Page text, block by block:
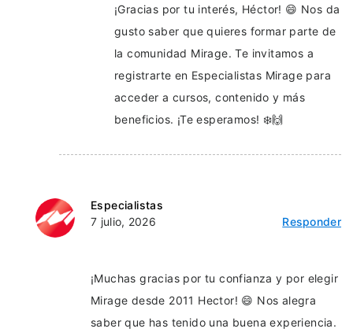
¡Gracias por tu interés, Héctor! 😄 Nos da
gusto saber que quieres formar parte de
la comunidad Mirage. Te invitamos a
registrarte en Especialistas Mirage para
acceder a cursos, contenido y más
beneficios. ¡Te esperamos! ❄️🙌
Especialistas
7 julio, 2026
Responder
¡Muchas gracias por tu confianza y por elegir
Mirage desde 2011 Hector! 😄 Nos alegra
saber que has tenido una buena experiencia.